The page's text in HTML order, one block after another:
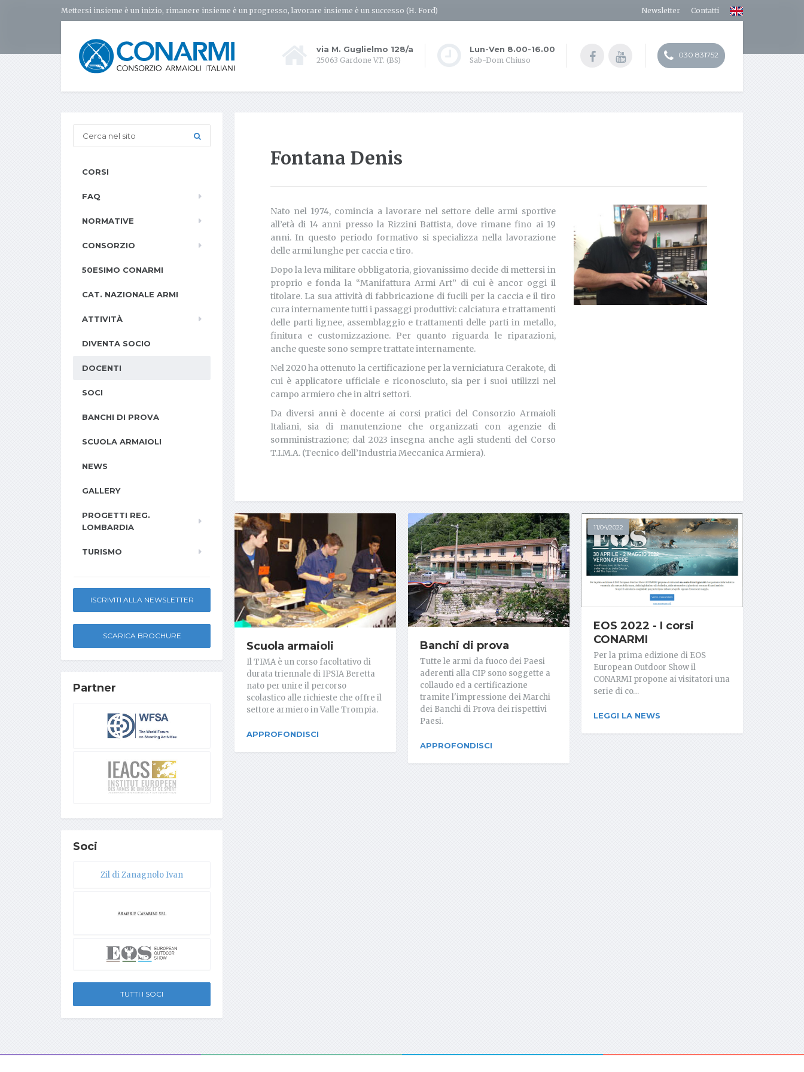
Mettersi insieme è un inizio, rimanere insieme è un progresso, lavorare insieme è un successo (H. Ford) Newsletter Contatti
via M. Guglielmo 128/a
25063 Gardone V.T. (BS)
Lun-Ven 8.00-16.00
Sab-Dom Chiuso
030 831752
Fontana Denis
Nato nel 1974, comincia a lavorare nel settore delle armi sportive
all’età di 14 anni presso la Rizzini Battista, dove rimane fino ai 19
anni. In questo periodo formativo si specializza nella lavorazione
delle armi lunghe per caccia e tiro.
Dopo la leva militare obbligatoria, giovanissimo decide di mettersi in
proprio e fonda la “Manifattura Armi Art” di cui è ancor oggi il
titolare. La sua attività di fabbricazione di fucili per la caccia e il tiro
cura internamente tutti i passaggi produttivi: calciatura e trattamenti
delle parti lignee, assemblaggio e trattamenti delle parti in metallo,
finitura e customizzazione. Per quanto riguarda le riparazioni,
anche queste sono sempre trattate internamente.
Nel 2020 ha ottenuto la certificazione per la verniciatura Cerakote, di
cui è applicatore ufficiale e riconosciuto, sia per i suoi utilizzi nel
campo armiero che in altri settori.
Da diversi anni è docente ai corsi pratici del Consorzio Armaioli
Italiani, sia di manutenzione che organizzati con agenzie di
somministrazione; dal 2023 insegna anche agli studenti del Corso
T.I.M.A. (Tecnico dell’Industria Meccanica Armiera).
Scuola armaioli
Il TIMA è un corso facoltativo di
durata triennale di IPSIA Beretta
nato per unire il percorso
scolastico alle richieste che offre il
settore armiero in Valle Trompia.
APPROFONDISCI
Banchi di prova
Tutte le armi da fuoco dei Paesi
aderenti alla CIP sono soggette a
collaudo ed a certificazione
tramite l'impressione dei Marchi
dei Banchi di Prova dei rispettivi
Paesi.
APPROFONDISCI
11/04/2022
EOS 2022 - I corsi
CONARMI
Per la prima edizione di EOS
European Outdoor Show il
CONARMI propone ai visitatori una
serie di co…
LEGGI LA NEWS
CORSI
FAQ
NORMATIVE
CONSORZIO
50ESIMO CONARMI
CAT. NAZIONALE ARMI
ATTIVITÀ
DIVENTA SOCIO
DOCENTI
SOCI
BANCHI DI PROVA
SCUOLA ARMAIOLI
NEWS
GALLERY
PROGETTI REG.
LOMBARDIA
TURISMO
ISCRIVITI ALLA NEWSLETTER
SCARICA BROCHURE
Partner
Soci
Zil di Zanagnolo Ivan
TUTTI I SOCI